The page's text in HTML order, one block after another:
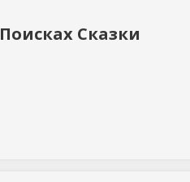
Сказки